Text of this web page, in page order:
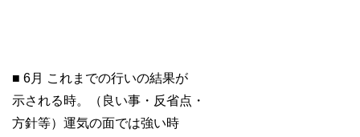
■ 6月 これまでの行いの結果が
示される時。（良い事・反省点・
方針等）運気の面では強い時